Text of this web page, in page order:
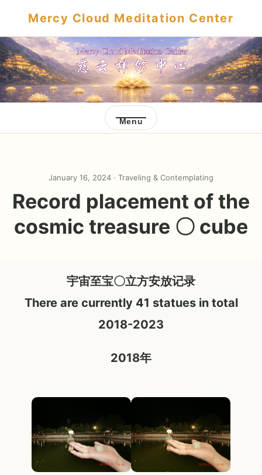
Mercy Cloud Meditation Center
Menu
January 16, 2024 · Traveling & Contemplating
Record placement of the
cosmic treasure 〇 cube
宇宙至宝〇立方安放记录
There are currently 41 statues in total
2018-2023
2018年